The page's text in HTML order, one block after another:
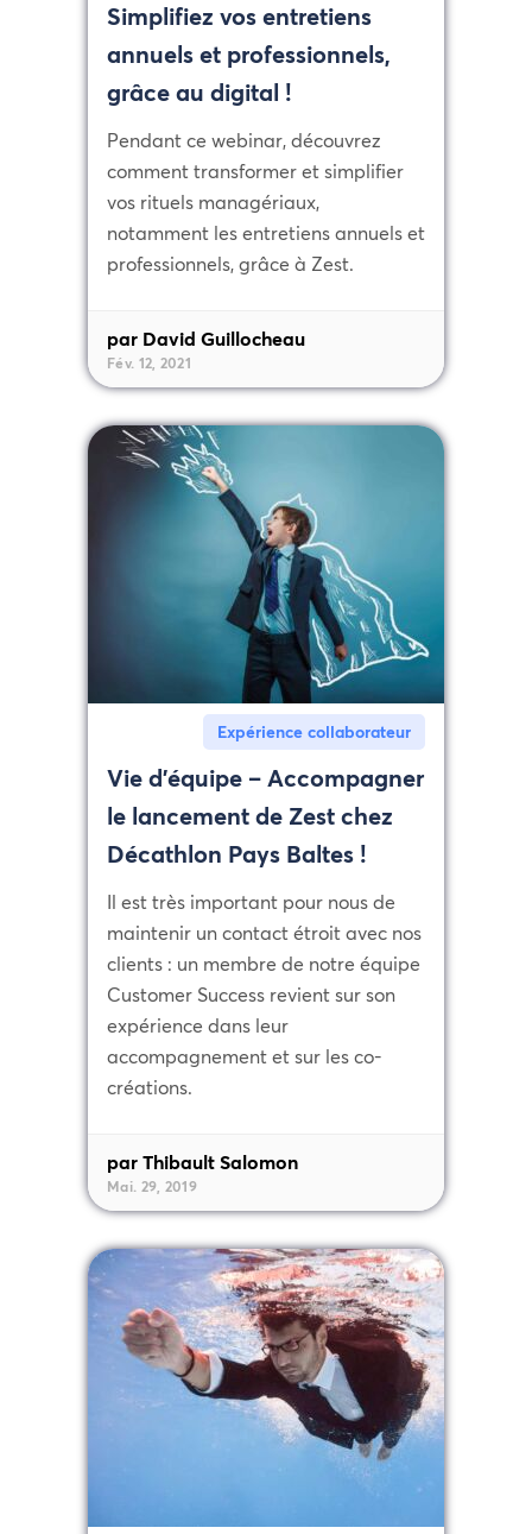
Simplifiez vos entretiens
annuels et professionnels,
grâce au digital !
Pendant ce webinar, découvrez
comment transformer et simplifier
vos rituels managériaux,
notamment les entretiens annuels et
professionnels, grâce à Zest.
par David Guillocheau
Fév. 12, 2021
Expérience collaborateur
Vie d’équipe – Accompagner
le lancement de Zest chez
Décathlon Pays Baltes !
Il est très important pour nous de
maintenir un contact étroit avec nos
clients : un membre de notre équipe
Customer Success revient sur son
expérience dans leur
accompagnement et sur les co-
créations.
par Thibault Salomon
Mai. 29, 2019